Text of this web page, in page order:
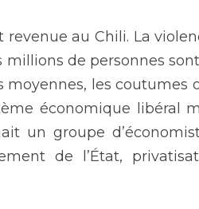
revenue au Chili. La
de personnes
moyennes, les
économique libéral
un groupe
de l’État,